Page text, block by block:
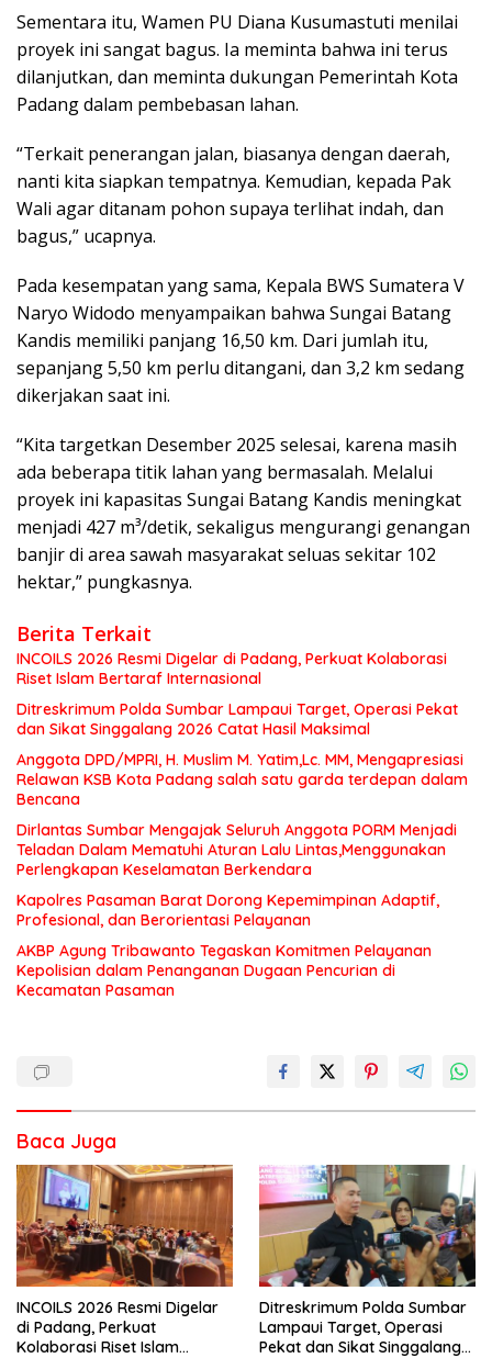
Sementara itu, Wamen PU Diana Kusumastuti menilai
proyek ini sangat bagus. Ia meminta bahwa ini terus
dilanjutkan, dan meminta dukungan Pemerintah Kota
Padang dalam pembebasan lahan.
“Terkait penerangan jalan, biasanya dengan daerah,
nanti kita siapkan tempatnya. Kemudian, kepada Pak
Wali agar ditanam pohon supaya terlihat indah, dan
bagus,” ucapnya.
Pada kesempatan yang sama, Kepala BWS Sumatera V
Naryo Widodo menyampaikan bahwa Sungai Batang
Kandis memiliki panjang 16,50 km. Dari jumlah itu,
sepanjang 5,50 km perlu ditangani, dan 3,2 km sedang
dikerjakan saat ini.
“Kita targetkan Desember 2025 selesai, karena masih
ada beberapa titik lahan yang bermasalah. Melalui
proyek ini kapasitas Sungai Batang Kandis meningkat
menjadi 427 m³/detik, sekaligus mengurangi genangan
banjir di area sawah masyarakat seluas sekitar 102
hektar,” pungkasnya.
Berita Terkait
INCOILS 2026 Resmi Digelar di Padang, Perkuat Kolaborasi
Riset Islam Bertaraf Internasional
Ditreskrimum Polda Sumbar Lampaui Target, Operasi Pekat
dan Sikat Singgalang 2026 Catat Hasil Maksimal
Anggota DPD/MPRI, H. Muslim M. Yatim,Lc. MM, Mengapresiasi
Relawan KSB Kota Padang salah satu garda terdepan dalam
Bencana
Dirlantas Sumbar Mengajak Seluruh Anggota PORM Menjadi
Teladan Dalam Mematuhi Aturan Lalu Lintas,Menggunakan
Perlengkapan Keselamatan Berkendara
Kapolres Pasaman Barat Dorong Kepemimpinan Adaptif,
Profesional, dan Berorientasi Pelayanan
AKBP Agung Tribawanto Tegaskan Komitmen Pelayanan
Kepolisian dalam Penanganan Dugaan Pencurian di
Kecamatan Pasaman
Baca Juga
INCOILS 2026 Resmi Digelar
di Padang, Perkuat
Kolaborasi Riset Islam
Ditreskrimum Polda Sumbar
Lampaui Target, Operasi
Pekat dan Sikat Singgalang